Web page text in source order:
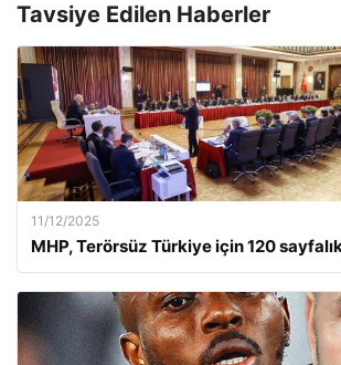
Tavsiye Edilen Haberler
11/12/2025
MHP, Terörsüz Türkiye için 120